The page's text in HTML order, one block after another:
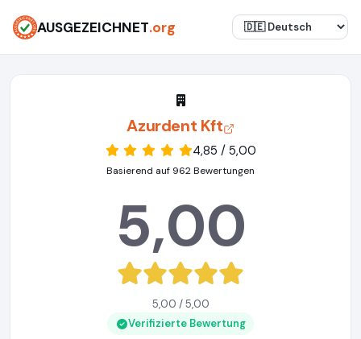
AUSGEZEICHNET.org
Azurdent Kft
4,85 / 5,00
Basierend auf 962 Bewertungen
5,00
5,00 / 5,00
Verifizierte Bewertung